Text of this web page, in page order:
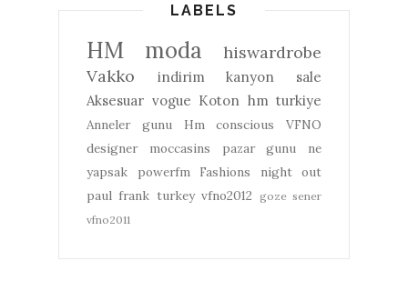
LABELS
HM moda
hiswardrobe
Vakko
indirim kanyon
sale
Aksesuar vogue Koton hm turkiye
Anneler gunu Hm conscious
VFNO
designer
moccasins
pazar gunu ne
yapsak
powerfm
Fashions night out
paul frank turkey vfno2012
goze sener
vfno2011